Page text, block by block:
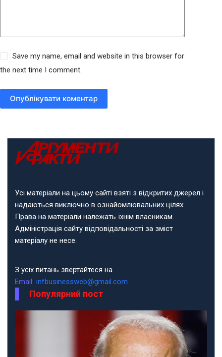
Save my name, email and website in this browser for
the next time I comment.
Опублікувати коментар
Усі матеріали на цьому сайті взяті з відкритих джерел і
надаються виключно в ознайомлювальних цілях.
Права на матеріали належать їхнім власникам.
Адміністрація сайту відповідальності за зміст
матеріалу не несе.
З усіх питань звертайтеся на
Email: infbusinessweb@gmail.com
Популярний пост